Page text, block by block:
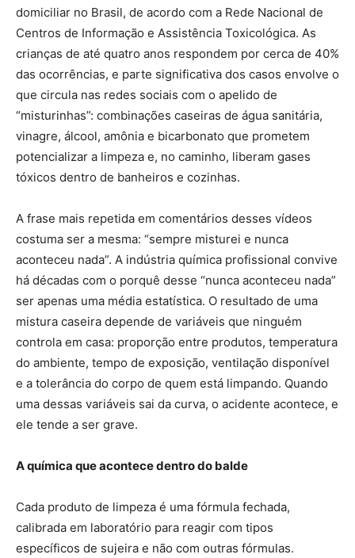
domiciliar no Brasil, de acordo com a Rede Nacional de
Centros de Informação e Assistência Toxicológica. As
crianças de até quatro anos respondem por cerca de 40%
das ocorrências, e parte significativa dos casos envolve o
que circula nas redes sociais com o apelido de
“misturinhas”: combinações caseiras de água sanitária,
vinagre, álcool, amônia e bicarbonato que prometem
potencializar a limpeza e, no caminho, liberam gases
tóxicos dentro de banheiros e cozinhas.
A frase mais repetida em comentários desses vídeos
costuma ser a mesma: “sempre misturei e nunca
aconteceu nada”. A indústria química profissional convive
há décadas com o porquê desse “nunca aconteceu nada”
ser apenas uma média estatística. O resultado de uma
mistura caseira depende de variáveis que ninguém
controla em casa: proporção entre produtos, temperatura
do ambiente, tempo de exposição, ventilação disponível
e a tolerância do corpo de quem está limpando. Quando
uma dessas variáveis sai da curva, o acidente acontece, e
ele tende a ser grave.
A química que acontece dentro do balde
Cada produto de limpeza é uma fórmula fechada,
calibrada em laboratório para reagir com tipos
específicos de sujeira e não com outras fórmulas.